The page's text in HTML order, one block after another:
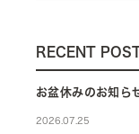
RECENT
お盆休みのお知ら
2026.07.25